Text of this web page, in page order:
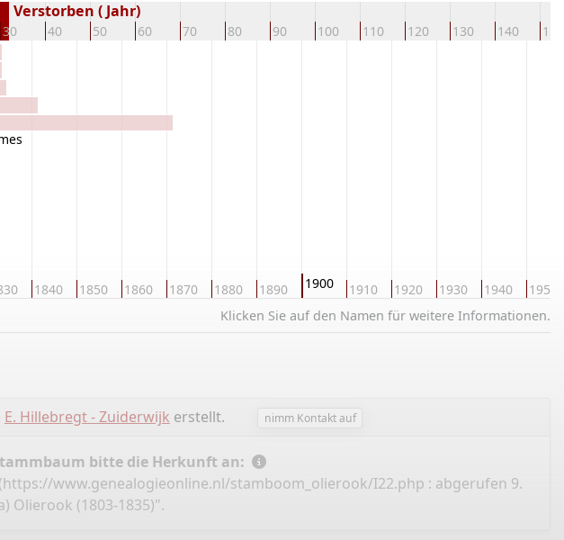
30 40 50 60 70 80 90 100 110 120 130 140 150
Verstorben ( Jahr)
1840 1850 1860 1870 1880 1890 1900 1910 1920 1930 1940 1950
Klicken Sie auf den Namen für weitere Informationen.
E. Hillebregt - Zuiderwijk erstellt. nimm Kontakt auf
bitte die Herkunft an:
(https://www.genealogieonline.nl/stamboom_olierook/I22.php : abgerufen 9.
Olierook (1803-1835)".